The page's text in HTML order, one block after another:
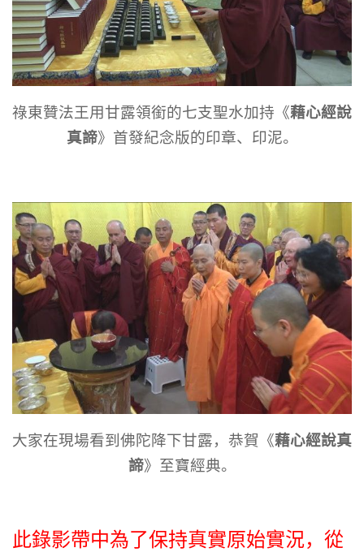
祿東贊法王用甘露領銜的七支聖水加持《藉心經說
真諦》首發紀念版的印章、印泥。
大家在現場看到佛陀降下甘露，恭賀《藉心經說真
諦》至寶經典。
此錄影帶中為了保持真實原始實況，從